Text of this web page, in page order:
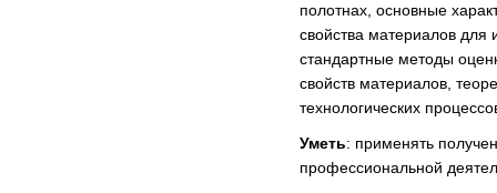
полотнах, основные
свойства материалов
стандартные методы
свойств материалов,
технологических
Уметь: применять
профессиональной